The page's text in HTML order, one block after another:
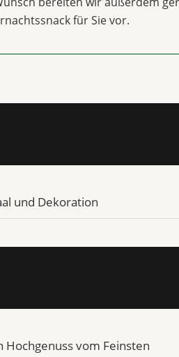
für Sie vor.
und Dekoration
Hochgenuss vom Feinsten